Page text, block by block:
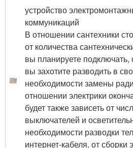
устройство
коммуникаций
В отношении сантехники
от количества
вы планируете подключать,
вы захотите разводить в
необходимости замены
отношении электрики
будет также зависеть от
выключателей и
необходимости разводки
интернет-кабеля, от сборки